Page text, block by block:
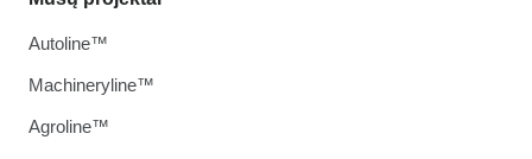
Autoline™
Machineryline™
Agroline™